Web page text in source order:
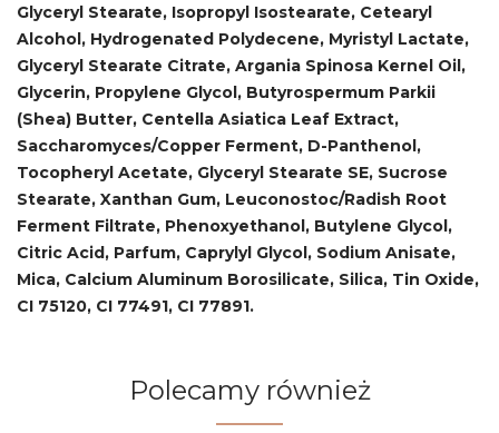
Glyceryl Stearate, Isopropyl Isostearate, Cetearyl
Alcohol, Hydrogenated Polydecene, Myristyl Lactate,
Glyceryl Stearate Citrate, Argania Spinosa Kernel Oil,
Glycerin, Propylene Glycol, Butyrospermum Parkii
(Shea) Butter, Centella Asiatica Leaf Extract,
Saccharomyces/Copper Ferment, D-Panthenol,
Tocopheryl Acetate, Glyceryl Stearate SE, Sucrose
Stearate, Xanthan Gum, Leuconostoc/Radish Root
Ferment Filtrate, Phenoxyethanol, Butylene Glycol,
Citric Acid, Parfum, Caprylyl Glycol, Sodium Anisate,
Mica, Calcium Aluminum Borosilicate, Silica, Tin Oxide,
CI 75120, CI 77491, CI 77891.
Polecamy również